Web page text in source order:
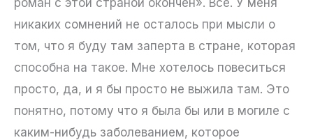
никаких сомнений не осталось при мысли о
том, что я буду там заперта в стране, которая
способна на такое. Мне хотелось повеситься
просто, да, и я бы просто не выжила там. Это
понятно, потому что я была бы или в могиле с
каким-нибудь заболеванием, которое